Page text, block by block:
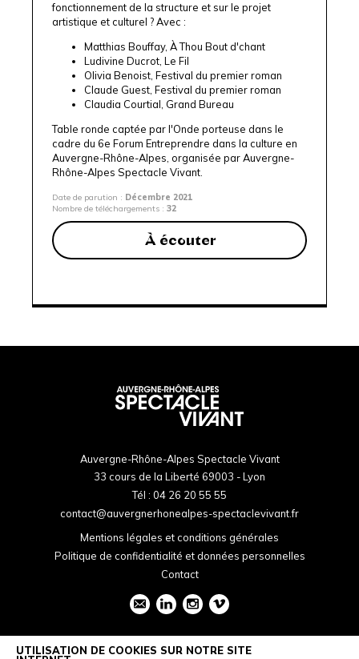
fonctionnement de la structure et sur le projet
artistique et culturel ? Avec :
Matthias Bouffay, À Thou Bout d'chant
Ludivine Ducrot, Le Fil
Olivia Benoist, Festival du premier roman
Claude Guest, Festival du premier roman
Claudia Courtial, Grand Bureau
Table ronde captée par l'Onde porteuse dans le
cadre du 6e Forum Entreprendre dans la culture en
Auvergne-Rhône-Alpes , organisée parAuvergne-
Rhône-Alpes Spectacle Vivant
Date de parution : Décembre 2021
Nombre de téléchargements : 32
À écouter
Auvergne-Rhône-Alpes Spectacle Vivant
33 cours de la Liberté 69003 - Lyon
Tél : 04 26 20 55 55
contact@auvergnerhonealpes-spectaclevivant.fr
Mentions légales et conditions générales
Politique de confidentialité et données personnelles
Contact
UTILISATION DE COOKIES SUR NOTRE SITE